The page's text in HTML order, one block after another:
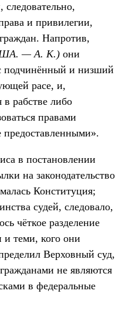
и привилегии,
Напротив,
— А. К.) они
подчинённый и низший
расе, и,
рабстве либо
правами
предоставленными».
в постановлении
на законодательство
Конституция;
судей, следовало,
чёткое разделение
теми, кого они
Верховный суд,
не являются
в федеральные